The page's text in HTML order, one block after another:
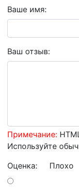
Ваше имя:
Ваш отзыв:
Примечание:
Используйте
Оценка: Плохо